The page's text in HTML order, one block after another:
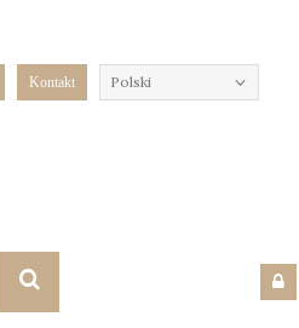
Polski
Kontakt